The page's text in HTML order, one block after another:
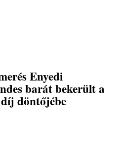
Enyedi
barát bekerült a
döntőjébe